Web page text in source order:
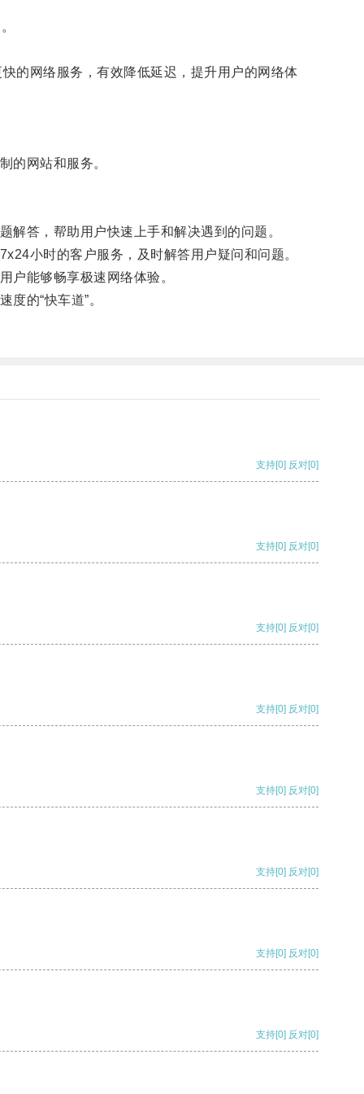
的网络服务，有效降低延迟，提升用户的网络体
的网站和服务。
答，帮助用户快速上手和解决遇到的问题。
小时的客户服务，及时解答用户疑问和问题。
能够畅享极速网络体验。
的“快车道”。
支持[0] 反对[0]
支持[0] 反对[0]
支持[0] 反对[0]
支持[0] 反对[0]
支持[0] 反对[0]
支持[0] 反对[0]
支持[0] 反对[0]
支持[0] 反对[0]